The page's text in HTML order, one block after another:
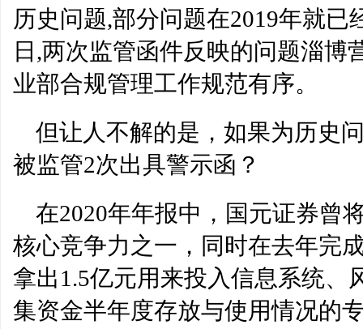
历史问题,部分问题在2019年就已
日,两次监管函件反映的问题淄博
业部合规管理工作规范有序。
但让人不解的是，如果为历史
被监管2次出具警示函？
在2020年年报中，国元证券曾
核心竞争力之一，同时在去年完
拿出1.5亿元用来投入信息系统、
集资金半年度存放与使用情况的